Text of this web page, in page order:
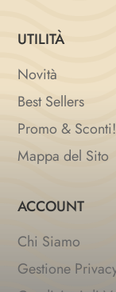
UTILITÀ
Novità
Best Sellers
Promo & Sconti!
Mappa del Sito
ACCOUNT
Chi Siamo
Gestione